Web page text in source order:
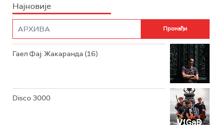
РАДИО РОКЕНРОЛЕР
РАДИО ЏЕЗЕР
Најновије
Гаел Фај: Жакаранда (16)
Disco 3000